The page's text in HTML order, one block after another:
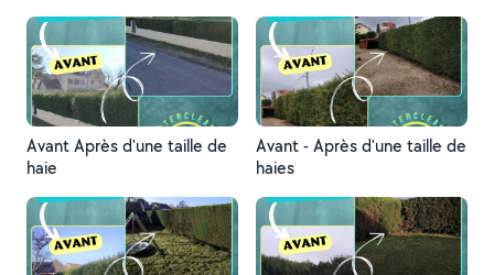
Avant Après d'une taille de
haie
Avant - Après d'une taille de
haies